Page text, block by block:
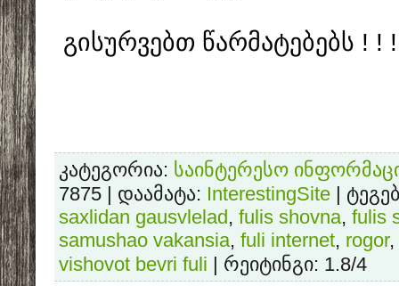
გისურვებთ წარმატებებს ! ! !
კატეგორია: საინტერესო
7875 | დაამატა: InterestingSite
saxlidan gausvlelad , fulis shovna, fulis
samushao vakansia, fuli internet, rogor,
vishovot bevri fuli
რეიტინგი: 1.8/4